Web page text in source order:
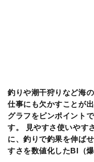
釣りや潮干狩りなど海
仕事にも欠かすことが
グラフをピンポイント
す。 見やすさ使いやす
に、釣りで釣果を伸ば
すさを数値化したBI（